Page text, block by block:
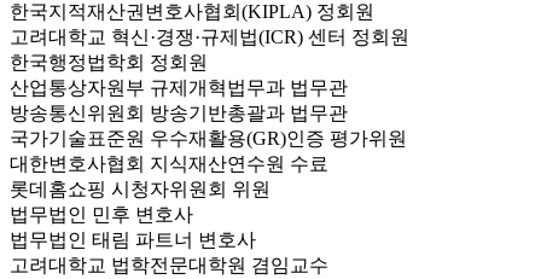
한국지적재산권변호사협회(KIPLA) 정회원
고려대학교 혁신·경쟁·규제법(ICR) 센터 정회원
한국행정법학회 정회원
산업통상자원부 규제개혁법무과 법무관
방송통신위원회 방송기반총괄과 법무관
국가기술표준원 우수재활용(GR)인증 평가위원
대한변호사협회 지식재산연수원 수료
롯데홈쇼핑 시청자위원회 위원
법무법인 민후 변호사
법무법인 태림 파트너 변호사
고려대학교 법학전문대학원 겸임교수